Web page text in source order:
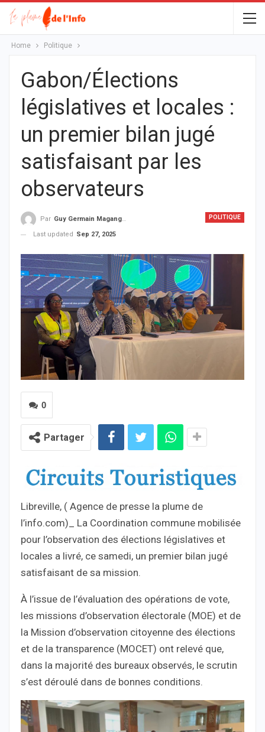
Home Politique
Gabon/Élections
législatives et locales :
un premier bilan jugé
satisfaisant par les
observateurs
POLITIQUE
Par Guy Germain Maganga Nziengui
Last updated
Sep 27, 2025
0
Partager
Libreville, ( Agence de presse la plume de
l’info.com)_ La Coordination commune mobilisée
pour l’observation des élections législatives et
locales a livré, ce samedi, un premier bilan jugé
satisfaisant de sa mission.
À l’issue de l’évaluation des opérations de vote,
les missions d’observation électorale (MOE) et de
la Mission d’observation citoyenne des élections
et de la transparence (MOCET) ont relevé que,
dans la majorité des bureaux observés, le scrutin
s’est déroulé dans de bonnes conditions.